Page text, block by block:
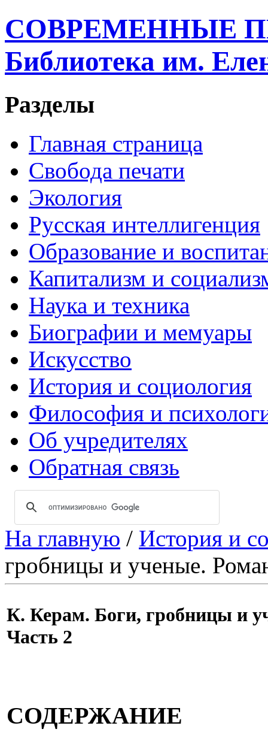
СОВРЕМЕННЫЕ
Библиотека им.
Разделы
Главная страница
Свобода печати
Экология
Русская интеллигенция
Образование и
Капитализм и
Наука и техника
Биографии и мемуары
Искусство
История и социология
Философия и
Об учредителях
Обратная связь
На главную / История и
гробницы и ученые.
К. Керам. Боги, гробницы и
Часть 2
СОДЕРЖАНИЕ